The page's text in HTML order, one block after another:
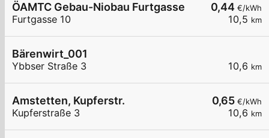
0,44 €/kWh
10,5 km
ÖAMTC Gebau-Niobau Furtgasse
Furtgasse 10
10,6 km
Bärenwirt_001
Ybbser Straße 3
0,65 €/kWh
10,6 km
Amstetten, Kupferstr.
Kupferstraße 3